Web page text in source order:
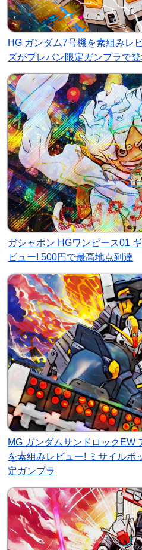
HG ガンダム7号機を素組みレ
ズがプレバン限定ガンプラで
ガシャポン HGワンピース01
ビュー! 500円で最高地点到達
MG ガンダムサンドロックEW
を素組みレビュー! ミサイルポ
定ガンプラ